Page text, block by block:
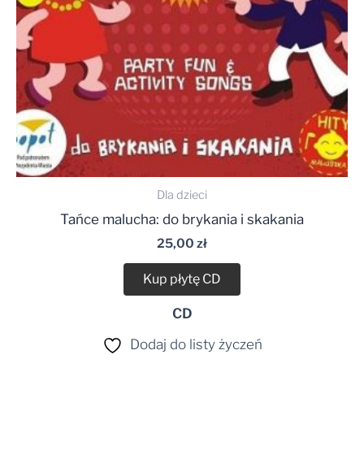
Dla dzieci
Tańce malucha: do brykania i skakania
25,00 zł
Kup płytę CD
CD
Dodaj do listy życzeń